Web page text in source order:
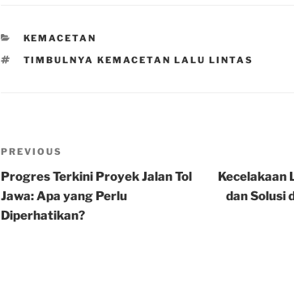
CATEGORIES
KEMACETAN
TAGS
TIMBULNYA KEMACETAN LALU LINTAS
Post
navigation
Previous
Post
PREVIOUS
Progres Terkini Proyek Jalan Tol
Jawa: Apa yang Perlu
Diperhatikan?
Kecelakaan
dan Solusi